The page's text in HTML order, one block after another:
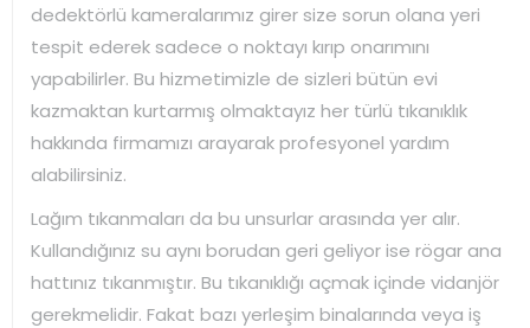
dedektörlü kameralarımız girer size sorun olana yeri
tespit ederek sadece o noktayı kırıp onarımını
yapabilirler. Bu hizmetimizle de sizleri bütün evi
kazmaktan kurtarmış olmaktayız her türlü tıkanıklık
hakkında firmamızı arayarak profesyonel yardım
alabilirsiniz.
Lağım tıkanmaları da bu unsurlar arasında yer alır.
Kullandığınız su aynı borudan geri geliyor ise rögar ana
hattınız tıkanmıştır. Bu tıkanıklığı açmak içinde vidanjör
gerekmelidir. Fakat bazı yerleşim binalarında veya iş